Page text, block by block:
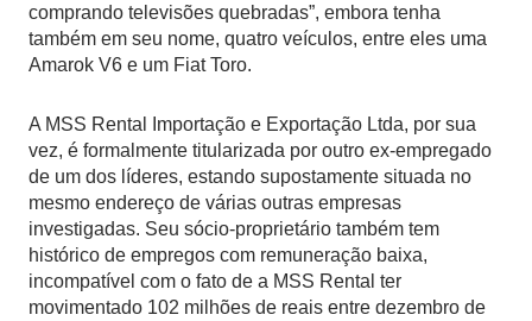
comprando televisões quebradas”, embora tenha
também em seu nome, quatro veículos, entre eles uma
Amarok V6 e um Fiat Toro.
A MSS Rental Importação e Exportação Ltda, por sua
vez, é formalmente titularizada por outro ex-empregado
de um dos líderes, estando supostamente situada no
mesmo endereço de várias outras empresas
investigadas. Seu sócio-proprietário também tem
histórico de empregos com remuneração baixa,
incompatível com o fato de a MSS Rental ter
movimentado 102 milhões de reais entre dezembro de